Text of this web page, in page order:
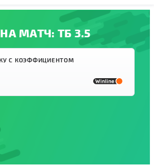
МАТЧ: ТБ 3.5
С КОЭФФИЦИЕНТОМ